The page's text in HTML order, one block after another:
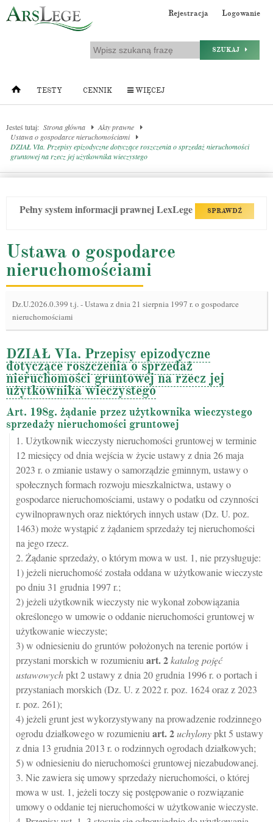
Rejestracja Logowanie
SZUKAJ
TESTY CENNIK WIĘCEJ
Jesteś tutaj: Strona główna
Akty prawne
Ustawa o gospodarce nieruchomościami
DZIAŁ VIa. Przepisy epizodyczne dotyczące roszczenia o sprzedaż nieruchomości
gruntowej na rzecz jej użytkownika wieczystego
Pełny system informacji prawnej LexLege SPRAWDŹ
Ustawa o gospodarce
nieruchomościami
Dz.U.2026.0.399 t.j.-Ustawa z dnia 21 sierpnia 1997 r. o gospodarce
nieruchomościami
DZIAŁ VIa. Przepisy epizodyczne
dotyczące roszczenia o sprzedaż
nieruchomości gruntowej na rzecz jej
użytkownika wieczystego
Art. 198g. żądanie przez użytkownika wieczystego
sprzedaży nieruchomości gruntowej
1. Użytkownik wieczysty nieruchomości gruntowej w terminie
12 miesięcy od dnia wejścia w życie ustawy z dnia 26 maja
2023 r. o zmianie ustawy o samorządzie gminnym, ustawy o
społecznych formach rozwoju mieszkalnictwa, ustawy o
gospodarce nieruchomościami, ustawy o podatku od czynności
cywilnoprawnych oraz niektórych innych ustaw (Dz. U. poz.
1463) może wystąpić z żądaniem sprzedaży tej nieruchomości
na jego rzecz.
2. Żądanie sprzedaży, o którym mowa w ust. 1, nie przysługuje:
1) jeżeli nieruchomość została oddana w użytkowanie wieczyste
po dniu 31 grudnia 1997 r.;
2) jeżeli użytkownik wieczysty nie wykonał zobowiązania
określonego w umowie o oddanie nieruchomości gruntowej w
użytkowanie wieczyste;
3) w odniesieniu do gruntów położonych na terenie portów i
przystani morskich w rozumieniu art.2katalog pojęć
ustawowychpkt 2 ustawy z dnia 20 grudnia 1996 r. o portach i
przystaniach morskich (Dz. U. z 2022 r. poz. 1624 oraz z 2023
r. poz. 261);
4) jeżeli grunt jest wykorzystywany na prowadzenie rodzinnego
ogrodu działkowego w rozumieniu art.2uchylonypkt 5 ustawy
z dnia 13 grudnia 2013 r. o rodzinnych ogrodach działkowych;
5) w odniesieniu do nieruchomości gruntowej niezabudowanej.
3. Nie zawiera się umowy sprzedaży nieruchomości, o której
mowa w ust. 1, jeżeli toczy się postępowanie o rozwiązanie
umowy o oddanie tej nieruchomości w użytkowanie wieczyste.